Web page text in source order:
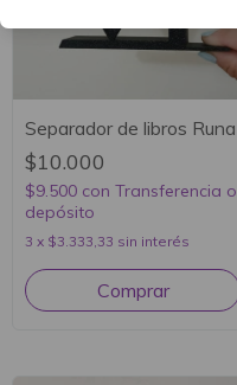
Separador de libros Runa
$10.000
$9.500 con Transferencia o
depósito
3 x $3.333,33 sin interés